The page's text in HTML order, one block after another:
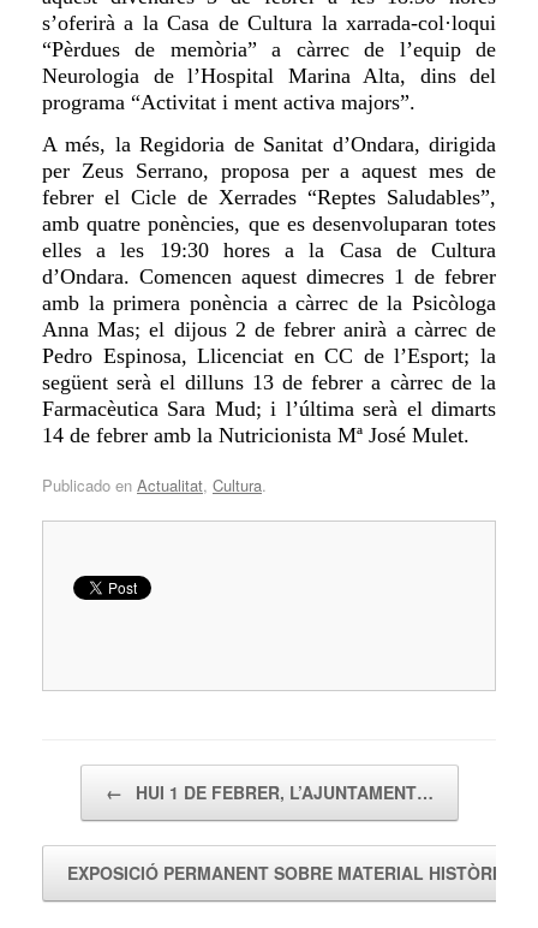
s’oferirà a la Casa de Cultura la xarrada-col·loqui
“Pèrdues de memòria” a càrrec de l’equip de
Neurologia de l’Hospital Marina Alta, dins del
programa “Activitat i ment activa majors”.
A més, la Regidoria de Sanitat d’Ondara, dirigida
per Zeus Serrano, proposa per a aquest mes de
febrer el Cicle de Xerrades “Reptes Saludables”,
amb quatre ponències, que es desenvoluparan totes
elles a les 19:30 hores a la Casa de Cultura
d’Ondara. Comencen aquest dimecres 1 de febrer
amb la primera ponència a càrrec de la Psicòloga
Anna Mas; el dijous 2 de febrer anirà a càrrec de
Pedro Espinosa, Llicenciat en CC de l’Esport; la
següent serà el dilluns 13 de febrer a càrrec de la
Farmacèutica Sara Mud; i l’última serà el dimarts
14 de febrer amb la Nutricionista Mª José Mulet.
Publicado en Actualitat, Cultura.
← HUI 1 DE FEBRER, L’AJUNTAMENT…
EXPOSICIÓ PERMANENT SOBRE MATERIAL HISTÒRIC…